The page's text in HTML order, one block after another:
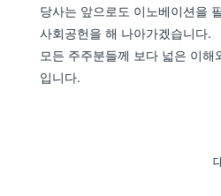
당사는 앞으로도 이노베이션을
사회공헌을 해 나아가겠습니다.
모든 주주분들께 보다 넓은 이
입니다.